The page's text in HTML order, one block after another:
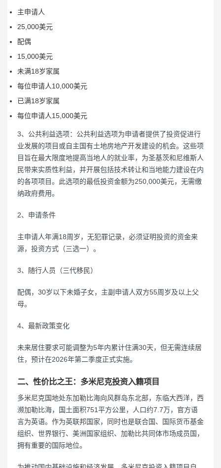
主申请人
25,000美元
配偶
15,000美元
未满18岁家属
每位申请人10,000美元
已满18岁家属
每位申请人15,000美元
3、公共利益选项：公共利益选项为申请者提供了投资促进行
业发展的项目或自主国有土地房地产开发建设的机会。这些项
目旨在最大限度地提高当地人的就业率，为圣基茨和尼维斯人
民带来实质性利益，并开展包括技术转让和当地能力建设在内
的各项项目。此选项的最低投资金额为250,000美元，无需缴
纳政府费用。
2、申请条件
主申请人年满18周岁，无犯罪记录，必须证明投资的资金来
源，投资方式（三选一）。
3、随行人员（三代移民）
配偶，30岁以下未婚子女，主副申请人双方55周岁及以上父
母。
4、最新政策变化
未来居住要求可能调整为5年内累计住满30天，但无需连续居
住，预计在2026年第二季度正式实施。
二、性价比之王：多米尼克投资入籍项目
多米尼克国地处东加勒比海向风群岛东北部，东临大西洋，西
濒加勒比海，国土面积751平方公里，人口约7.7万，官方语
言为英语。作为英联邦国家，同时也是联合国、国际货币基金
组织、世界银行、美洲国家组织、加勒比共同体市场成员国，
拥有重要的国际地位。